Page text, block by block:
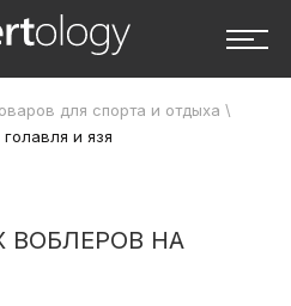
для спорта и отдыха \
и язя
НА